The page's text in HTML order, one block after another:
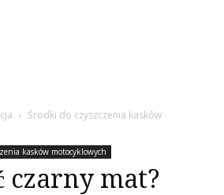
Środki do czyszczenia kasków
kasków motocyklowych
czarny mat?